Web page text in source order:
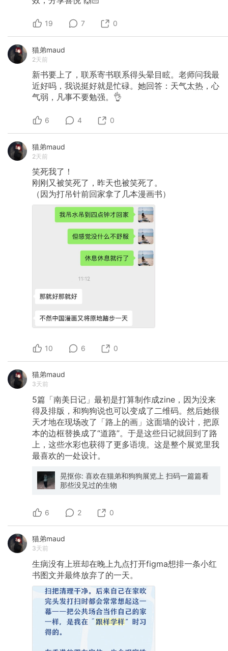
19 7 0
猫弟maud
2天前
新书要上了，联系寄书联系得头晕目眩。老师问我最
近好吗，我说挺好就是忙碌。她回答：天气太热，心
气弱，凡事不要勉强。👌
6 4 0
猫弟maud
2天前
笑死我了！
刚刚又被笑死了，昨天也被笑死了。
（因为打吊针前回家拿了几本漫画书）
10 6 0
猫弟maud
3天前
5篇「南美日记」最初是打算制作成zine，因为没来
得及排版，和狗狗说也可以变成了二维码。然后她很
天才地在现场改了「路上的画」这面墙的设计，把原
本的边框替换成了“道路”。于是这些日记就回到了路
上，这些水彩也获得了更多语境。这是整个展览里我
最喜欢的一处设计。
晃抠你: 喜欢在猫弟和狗狗展览上 扫码一篇篇看
那些没见过的生物
6 2 0
猫弟maud
3天前
生病没有上班却在晚上九点打开figma想排一条小红
书图文并最终放弃了的一天。